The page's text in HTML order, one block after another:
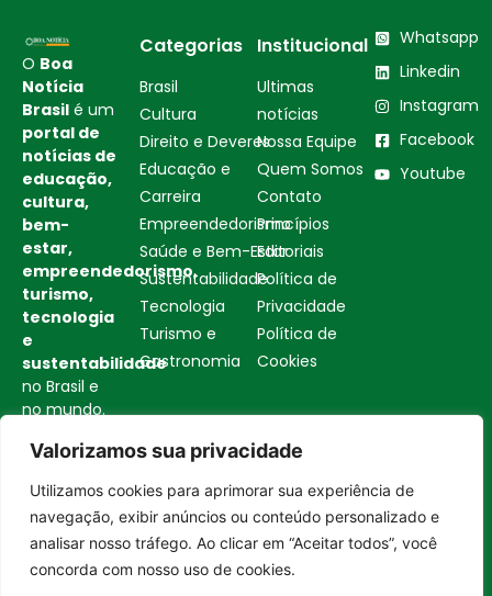
Valorizamos sua privacidade
Utilizamos cookies para aprimorar sua experiência de
navegação, exibir anúncios ou conteúdo personalizado e
analisar nosso tráfego. Ao clicar em “Aceitar todos”, você
concorda com nosso uso de cookies.
O Boa
Notícia
Brasil é um
portal de
notícias de
educação,
cultura,
bem-
estar,
empreendedorismo,
turismo,
tecnologia
e
sustentabilidade
no Brasil e
no mundo.
histórias
inspiradoras,
boas
iniciativas,
soluções e
transformações
Categorias
Brasil
Cultura
Direito e Deveres
Educação e
Carreira
Empreendedorismo
Saúde e Bem-Estar
Sustentabilidade
Tecnologia
Turismo e
Gastronomia
Institucional
Ultimas
notícias
Nossa Equipe
Quem Somos
Contato
Princípios
Editoriais
Política de
Privacidade
Política de
Cookies
Whatsapp
Linkedin
Instagram
Facebook
Youtube